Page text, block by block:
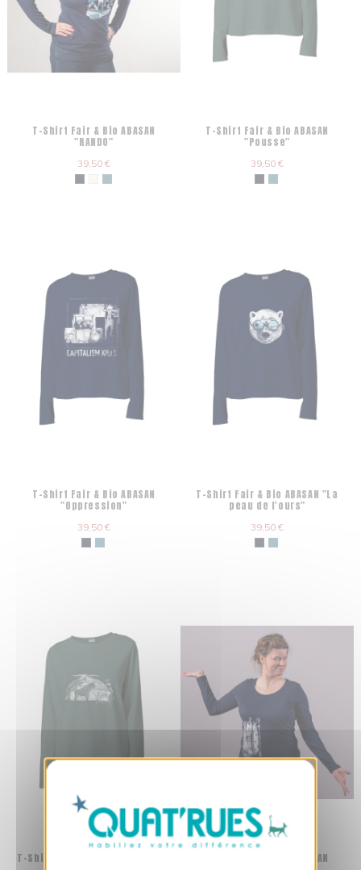
T-Shirt Fair & Bio ABASAN
"RANDO"
39,50 €
T-Shirt Fair & Bio ABASAN
"Pousse"
39,50 €
T-Shirt Fair & Bio ABASAN
"Oppression"
39,50 €
T-Shirt Fair & Bio ABASAN "La
peau de l'ours"
39,50 €
T-Shirt Fair & Bio ABASAN "Gare T-Shirt Fair & Bio ABASAN